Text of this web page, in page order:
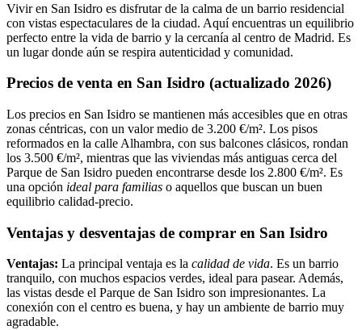
Vivir en San Isidro es disfrutar de la calma de un barrio residencial
con vistas espectaculares de la ciudad. Aquí encuentras un equilibrio
perfecto entre la vida de barrio y la cercanía al centro de Madrid. Es
un lugar donde aún se respira autenticidad y comunidad.
Precios de venta en San Isidro (actualizado 2026)
Los precios en San Isidro se mantienen más accesibles que en otras
zonas céntricas, con un valor medio de 3.200 €/m². Los pisos
reformados en la calle Alhambra, con sus balcones clásicos, rondan
los 3.500 €/m², mientras que las viviendas más antiguas cerca del
Parque de San Isidro pueden encontrarse desde los 2.800 €/m². Es
una opción ideal para familias o aquellos que buscan un buen
equilibrio calidad-precio.
Ventajas y desventajas de comprar en San Isidro
Ventajas: La principal ventaja es la calidad de vida. Es un barrio
tranquilo, con muchos espacios verdes, ideal para pasear. Además,
las vistas desde el Parque de San Isidro son impresionantes. La
conexión con el centro es buena, y hay un ambiente de barrio muy
agradable.